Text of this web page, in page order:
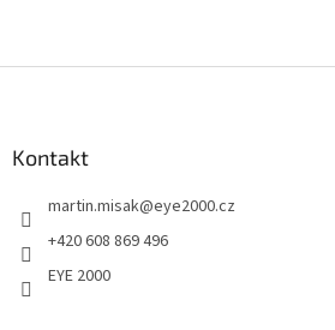
Kontakt
martin.misak@eye2000.cz
+420 608 869 496
EYE 2000